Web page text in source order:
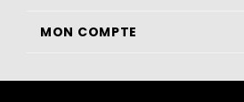
MON COMPTE